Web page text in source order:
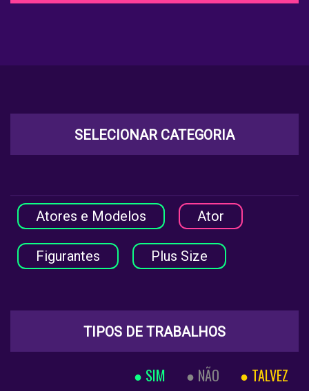
SELECIONAR CATEGORIA
Atores e Modelos Ator
Figurantes Plus Size
TIPOS DE TRABALHOS
SIM NÃO TALVEZ